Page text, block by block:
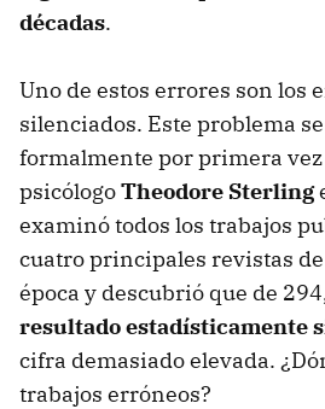
décadas.
Uno de estos errores son los
silenciados. Este problema
formalmente por primera
psicólogoTheodore Sterling
examinó todos los trabajos
cuatro principales revistas
época y descubrió que de
resultado estadísticamente
cifra demasiado elevada.
trabajos erróneos?